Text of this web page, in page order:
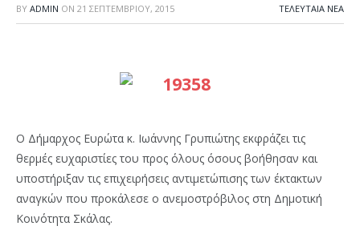
BY ADMIN ON 21 ΣΕΠΤΕΜΒΡΊΟΥ, 2015 ΤΕΛΕΥΤΑΙΑ ΝΕΑ
Ο Δήμαρχος Ευρώτα κ. Ιωάννης Γρυπιώτης εκφράζει τις
θερμές ευχαριστίες του προς όλους όσους βοήθησαν και
υποστήριξαν τις επιχειρήσεις αντιμετώπισης των έκτακτων
αναγκών που προκάλεσε ο ανεμοστρόβιλος στη Δημοτική
Κοινότητα Σκάλας.